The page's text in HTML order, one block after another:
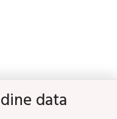
data